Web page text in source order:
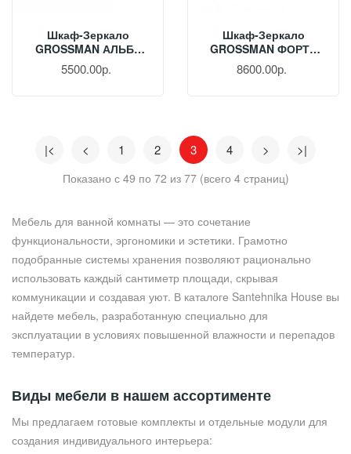
Шкаф-Зеркало
GROSSMAN АЛЬБА
80 См Веллингтон/
Бриз 208005
5500.00р.
Шкаф-Зеркало
GROSSMAN ФОРТА
60 См Дуб Галифакс
206003
8600.00р.
|< < 1 2 3 4 > >|
Показано с 49 по 72 из 77 (всего 4 страниц)
Мебель для ванной комнаты — это сочетание
функциональности, эргономики и эстетики. Грамотно
подобранные системы хранения позволяют рационально
использовать каждый сантиметр площади, скрывая
коммуникации и создавая уют. В каталоге Santehnika House вы
найдете мебель, разработанную специально для
эксплуатации в условиях повышенной влажности и перепадов
температур.
Виды мебели в нашем ассортименте
Мы предлагаем готовые комплекты и отдельные модули для
создания индивидуального интерьера: